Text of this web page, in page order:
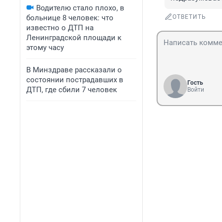
Водителю стало плохо, в
больнице 8 человек: что
известно о ДТП на
Ленинградской площади к
этому часу
В Минздраве рассказали о
состоянии пострадавших в
ДТП, где сбили 7 человек
ОТВЕТИТЬ
Гость
Войти